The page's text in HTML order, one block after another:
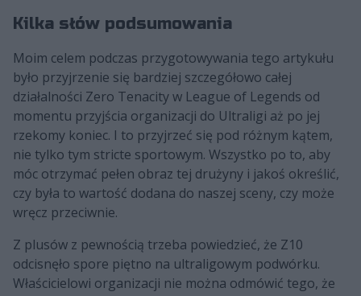
Kilka słów podsumowania
Moim celem podczas przygotowywania tego artykułu
było przyjrzenie się bardziej szczegółowo całej
działalności Zero Tenacity w League of Legends od
momentu przyjścia organizacji do Ultraligi aż po jej
rzekomy koniec. I to przyjrzeć się pod różnym kątem,
nie tylko tym stricte sportowym. Wszystko po to, aby
móc otrzymać pełen obraz tej drużyny i jakoś określić,
czy była to wartość dodana do naszej sceny, czy może
wręcz przeciwnie.
Z plusów z pewnością trzeba powiedzieć, że Z10
odcisnęło spore piętno na ultraligowym podwórku.
Właścicielowi organizacji nie można odmówić tego, że